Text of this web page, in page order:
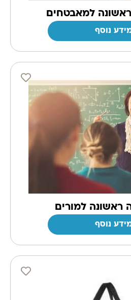
למאבטחים
נוסף
ראשונה למורים
נוסף